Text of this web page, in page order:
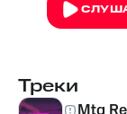
Треки